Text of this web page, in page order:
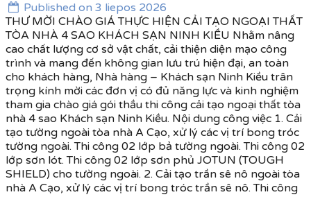
Published on 3 liepos 2026
THƯ MỜI CHÀO GIÁ THỰC HIỆN CẢI TẠO NGOẠI THẤT
TÒA NHÀ 4 SAO KHÁCH SẠN NINH KIỀU Nhằm nâng
cao chất lượng cơ sở vật chất, cải thiện diện mạo công
trình và mang đến không gian lưu trú hiện đại, an toàn
cho khách hàng, Nhà hàng – Khách sạn Ninh Kiều trân
trọng kính mời các đơn vị có đủ năng lực và kinh nghiệm
tham gia chào giá gói thầu thi công cải tạo ngoại thất tòa
nhà 4 sao Khách sạn Ninh Kiều. Nội dung công việc 1. Cải
tạo tường ngoài tòa nhà A Cạo, xử lý các vị trí bong tróc
tường ngoài. Thi công 02 lớp bả tường ngoài. Thi công 02
lớp sơn lót. Thi công 02 lớp sơn phủ JOTUN (TOUGH
SHIELD) cho tường ngoài. 2. Cải tạo trần sê nô ngoài tòa
nhà A Cạo, xử lý các vị trí bong tróc trần sê nô. Thi công